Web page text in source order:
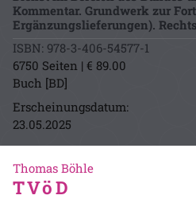
Kommentar. Grundwerk zur
Ergänzungslieferungen).
ISBN: 978-3-406-54577-1
6750 Seiten | € 89.00
Buch [BD]
Erscheinungsdatum:
23.05.2025
Thomas Böhle
TVöD